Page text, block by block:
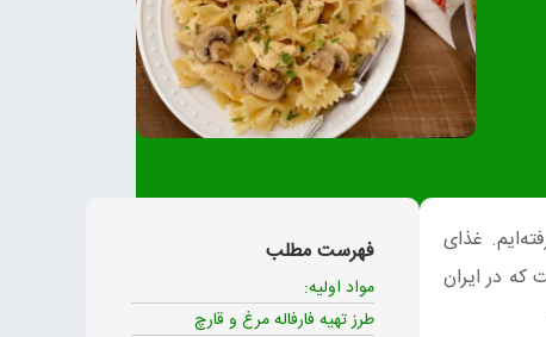
غذای
که در ایران
فهرست مطلب
مواد اولیه:
طرز تهیه فارفاله مرغ و قارچ